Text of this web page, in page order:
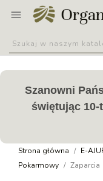

Szanowni
świętując 10-
Strona główna E-
Pokarmowy
Zaparcia